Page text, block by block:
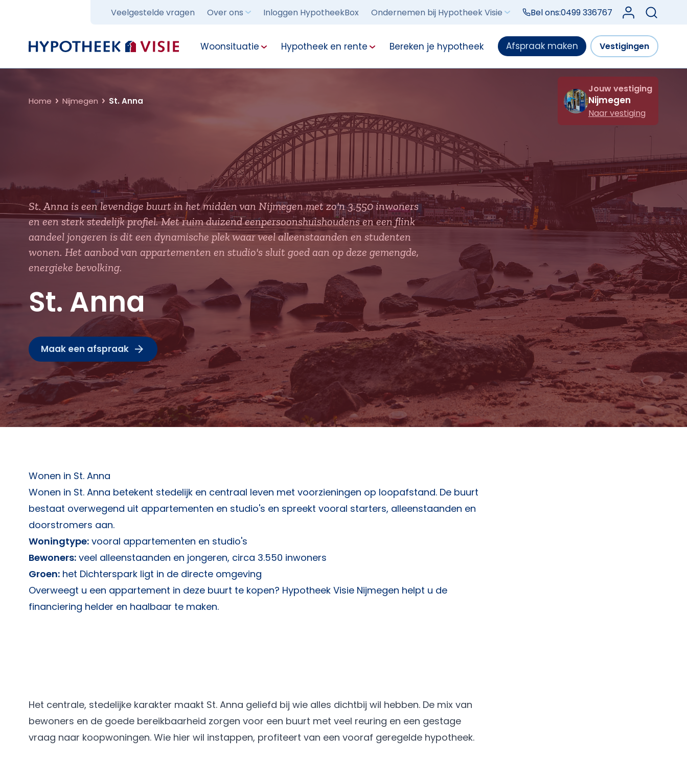
Veelgestelde vragen Over ons Inloggen HypotheekBox Ondernemen bij Hypotheek Visie Bel ons:0499 336767 Log in bij Mijn
Terug naar home Woonsituatie Hypotheek en rente Bereken je hypotheek Afspraak maken Vestigingen
Home Nijmegen St. Anna
Jouw vestiging
Nijmegen
Naar vestiging
St. Anna is een levendige buurt in het midden van Nijmegen met zo'n 3.550 inwoners
en een sterk stedelijk profiel. Met ruim duizend eenpersoonshuishoudens en een flink
aandeel jongeren is dit een dynamische plek waar veel alleenstaanden en studenten
wonen. Het aanbod van appartementen en studio's sluit goed aan op deze gemengde,
energieke bevolking.
St. Anna
Maak een afspraak
Wonen in St. Anna
Wonen in St. Anna betekent stedelijk en centraal leven met voorzieningen op loopafstand. De buurt
bestaat overwegend uit appartementen en studio's en spreekt vooral starters, alleenstaanden en
doorstromers aan.
Woningtype: vooral appartementen en studio's
Bewoners: veel alleenstaanden en jongeren, circa 3.550 inwoners
Groen: het Dichterspark ligt in de directe omgeving
Overweegt u een appartement in deze buurt te kopen? Hypotheek Visie Nijmegen helpt u de
financiering helder en haalbaar te maken.
Het centrale, stedelijke karakter maakt St. Anna geliefd bij wie alles dichtbij wil hebben. De mix van
bewoners en de goede bereikbaarheid zorgen voor een buurt met veel reuring en een gestage
vraag naar koopwoningen. Wie hier wil instappen, profiteert van een vooraf geregelde hypotheek.